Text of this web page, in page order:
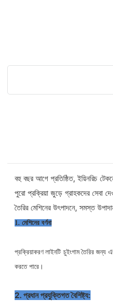
বহু বছর আগে প্রতিষ্ঠিত, ইয়িনরিচ
পুরো প্রক্রিয়া জুড়ে গ্রাহকদের সেবা
তৈরির মেশিনের উৎপাদনে, সমস্ত
1. মেশিনের বর্ণনা
প্রক্রিয়াকরণ লাইনটি চুইংগাম তৈরির জন্য
করতে পারে।
2. প্রধান প্রযুক্তিগত বৈশিষ্ট্য: